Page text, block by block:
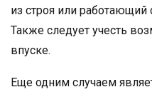
из строя или
Также следует учесть
впуске.
Еще одним случаем